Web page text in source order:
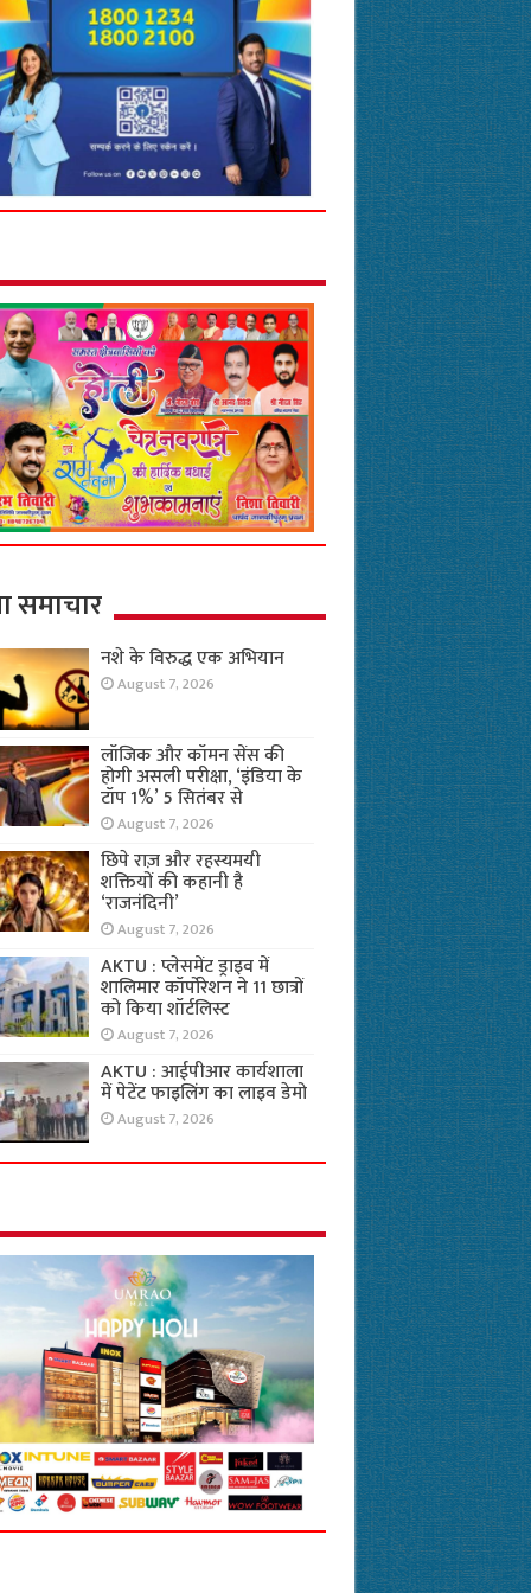
समाचार
नशे के विरुद्ध एक अभियान
August 7, 2026
लॉजिक और कॉमन सेंस की
होगी असली परीक्षा, ‘इंडिया के
टॉप 1%’ 5 सितंबर से
August 7, 2026
छिपे राज़ और रहस्यमयी
शक्तियों की कहानी है
‘राजनंदिनी’
August 7, 2026
AKTU : प्लेसमेंट ड्राइव में
शालिमार कॉर्पोरेशन ने 11 छात्रों
को किया शॉर्टलिस्ट
August 7, 2026
AKTU : आईपीआर कार्यशाला
में पेटेंट फाइलिंग का लाइव डेमो
August 7, 2026